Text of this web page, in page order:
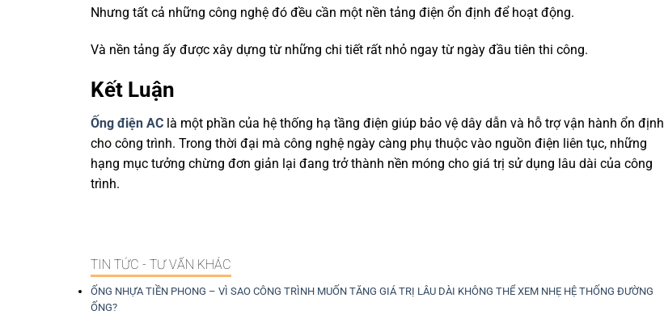
Nhưng tất cả những công nghệ đó đều cần một nền tảng điện ổn định để hoạt động.
Và nền tảng ấy được xây dựng từ những chi tiết rất nhỏ ngay từ ngày đầu tiên thi công.
Kết Luận
Ống điện AC là một phần của hệ thống hạ tầng điện giúp bảo vệ dây dẫn và hỗ trợ vận hành ổn định
cho công trình. Trong thời đại mà công nghệ ngày càng phụ thuộc vào nguồn điện liên tục, những
hạng mục tưởng chừng đơn giản lại đang trở thành nền móng cho giá trị sử dụng lâu dài của công
trình.
TIN TỨC - TƯ VẤN KHÁC
ỐNG NHỰA TIỀN PHONG – VÌ SAO CÔNG TRÌNH MUỐN TĂNG GIÁ TRỊ LÂU DÀI KHÔNG THỂ XEM NHẸ HỆ THỐNG ĐƯỜNG
ỐNG?